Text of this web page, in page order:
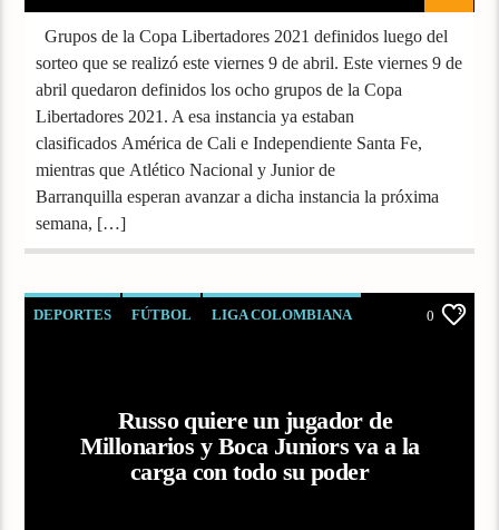
Grupos de la Copa Libertadores 2021 definidos luego del
sorteo que se realizó este viernes 9 de abril. Este viernes 9 de
abril quedaron definidos los ocho grupos de la Copa
Libertadores 2021. A esa instancia ya estaban
clasificados América de Cali e Independiente Santa Fe,
mientras que Atlético Nacional y Junior de
Barranquilla esperan avanzar a dicha instancia la próxima
semana, […]
DEPORTES FÚTBOL LIGA COLOMBIANA 0
Russo quiere un jugador de
Millonarios y Boca Juniors va a la
carga con todo su poder